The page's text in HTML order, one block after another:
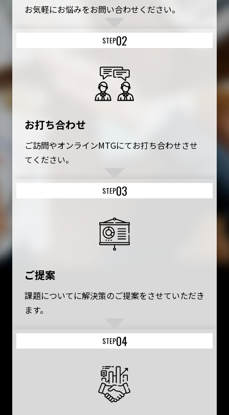
お気軽にお悩みをお問い合わせください。
STEP02
お打ち合わせ
ご訪問やオンラインMTGにてお打ち合わせさせ
てください。
STEP03
ご提案
課題についてに解決策のご提案をさせていただき
ます。
STEP04